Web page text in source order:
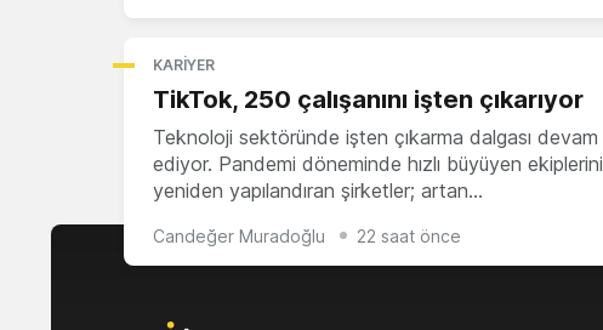
KARIYER
TikTok, 250 çalışanını işten çıkarıyor
Teknoloji sektöründe işten çıkarma dalgası devam
ediyor. Pandemi döneminde hızlı büyüyen ekiplerini
yeniden yapılandıran şirketler; artan…
Candeğer Muradoğlu 22 saat önce